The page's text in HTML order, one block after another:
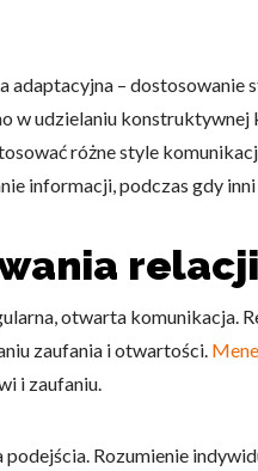
adaptacyjna –
w udzielaniu
różne style
informacji, podczas gdy
relacji
otwarta komunikacja.
zaufania i otwartości.
i zaufaniu.
Rozumienie
język lub region, w którym
cookie pomagają
pliki cookie stosowane są w
istotne i interesujące dla